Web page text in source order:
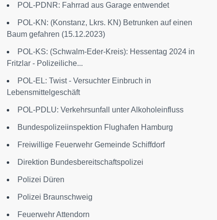
POL-PDNR: Fahrrad aus Garage entwendet
POL-KN: (Konstanz, Lkrs. KN) Betrunken auf einen
Baum gefahren (15.12.2023)
POL-KS: (Schwalm-Eder-Kreis): Hessentag 2024 in
Fritzlar - Polizeiliche...
POL-EL: Twist - Versuchter Einbruch in
Lebensmittelgeschäft
POL-PDLU: Verkehrsunfall unter Alkoholeinfluss
Bundespolizeiinspektion Flughafen Hamburg
Freiwillige Feuerwehr Gemeinde Schiffdorf
Direktion Bundesbereitschaftspolizei
Polizei Düren
Polizei Braunschweig
Feuerwehr Attendorn